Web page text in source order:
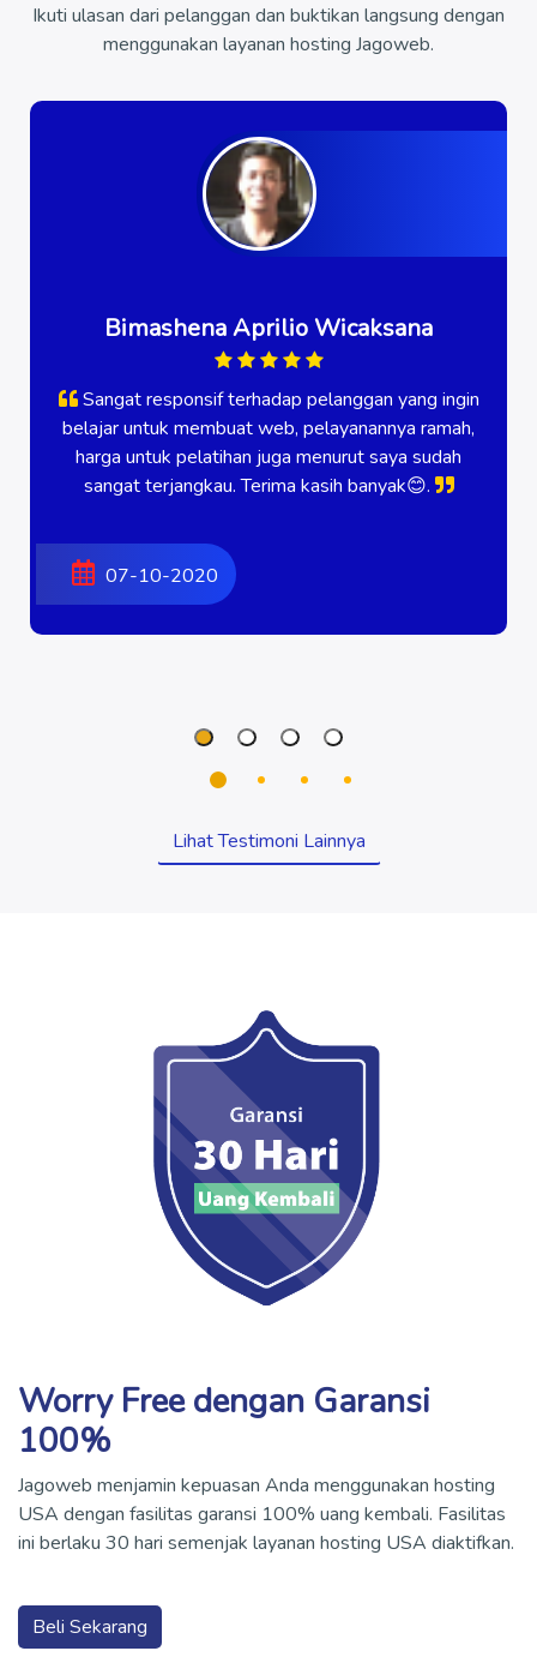
Ikuti ulasan dari pelanggan dan buktikan langsung dengan
menggunakan layanan hosting Jagoweb.
Bimashena Aprilio Wicaksana
Sangat responsif terhadap pelanggan yang ingin
belajar untuk membuat web, pelayanannya ramah,
harga untuk pelatihan juga menurut saya sudah
sangat terjangkau. Terima kasih banyak😊.
07-10-2020
Lihat Testimoni Lainnya
Worry Free dengan Garansi
100%
Jagoweb menjamin kepuasan Anda menggunakan hosting
USA dengan fasilitas garansi 100% uang kembali. Fasilitas
ini berlaku 30 hari semenjak layanan hosting USA diaktifkan.
Beli Sekarang